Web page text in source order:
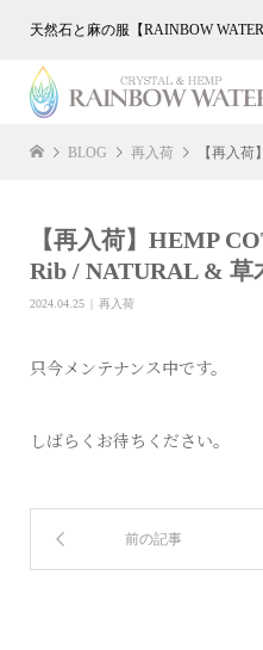
天然石と麻の服【RAINBOW WATER
BLOG 再入荷 【再入荷】
【再入荷】HEMP
Rib / NATURAL & 草
2024.04.25 再入荷
只今メンテナンス中です。
しばらくお待ちください。